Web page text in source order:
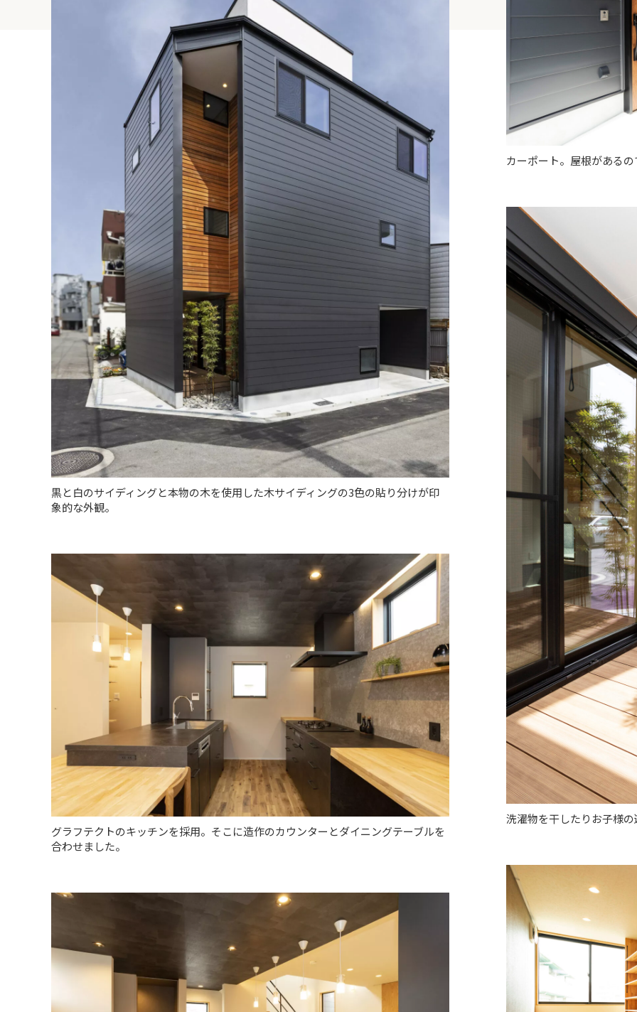
黒と白のサイディングと本物の木を使用した木サイディングの3色の貼り分けが印
象的な外観。
グラフテクトのキッチンを採用。そこに造作のカウンターとダイニングテーブルを
合わせました。
カーポート。屋根がある
洗濯物を干したりお子様